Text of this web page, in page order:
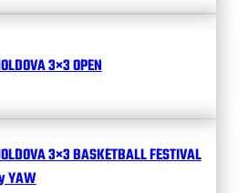
3×3 OPEN
3×3 BASKETBALL FESTIVAL
YAW